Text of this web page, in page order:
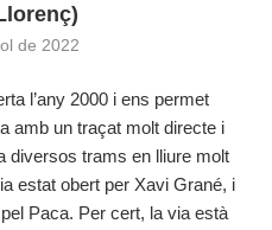
de 2022
l’any 2000 i ens permet
amb un traçat molt directe i
diversos trams en lliure molt
estat obert per Xavi Grané, i
Paca. Per cert, la via està